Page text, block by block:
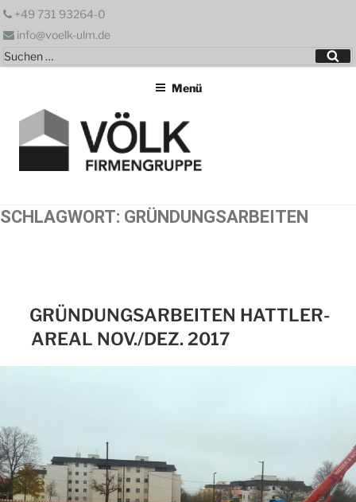
Zum
springen
+49 731 93264-0
info@voelk-ulm.de
Suchen
nach:
Menü
SCHLAGWORT: GRÜNDUNGSARBEITEN
GRÜNDUNGSARBEITEN HATTLER-
AREAL NOV./DEZ. 2017